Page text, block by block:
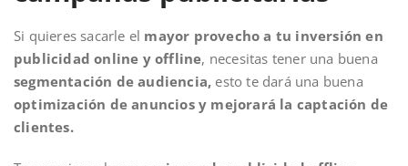
Si quieres sacarle el mayor provecho a tu inversión en
publicidad online y offline, necesitas tener una buena
segmentación de audiencia, esto te dará una buena
optimización de anuncios y mejorará la captación de
clientes.